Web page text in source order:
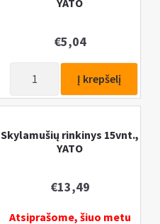
€5,04
Skylamušių
9
Į krepšelį
Skylamušių rinkinys 15vnt.,
YATO
€13,49
Atsiprašome, šiuo metu